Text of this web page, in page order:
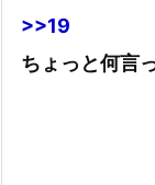
>>19
ちょっと何言